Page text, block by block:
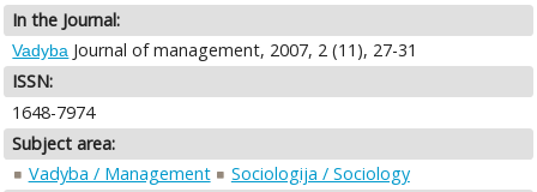
In the Journal:
Vadyba Journal of management, 2007, 2 (11), 27-31
ISSN:
1648-7974
Subject area:
Vadyba / Management
Sociologija / Sociology